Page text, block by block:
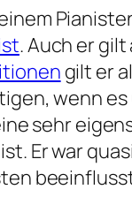
. Auch er
gilt er
wenn es
sehr
Er war